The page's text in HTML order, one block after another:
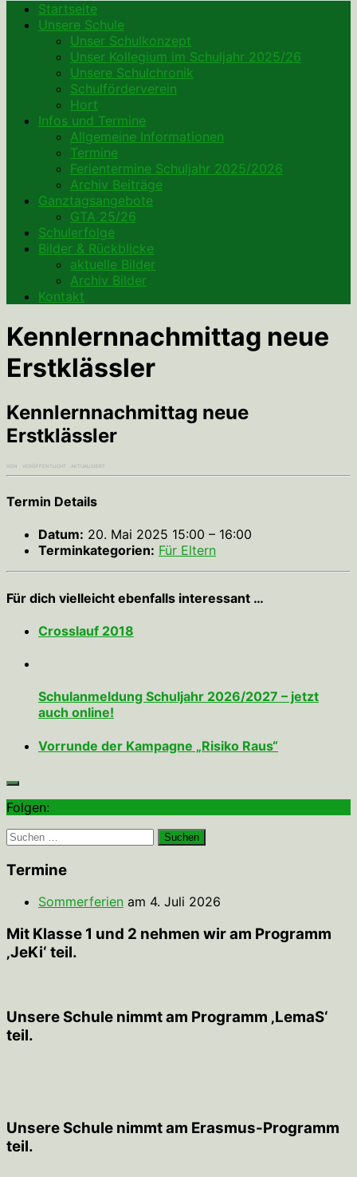
Startseite
Unsere Schule
Unser Schulkonzept
Unser Kollegium im Schuljahr 2025/26
Unsere Schulchronik
Schulförderverein
Hort
Infos und Termine
Allgemeine Informationen
Termine
Ferientermine Schuljahr 2025/2026
Archiv Beiträge
Ganztagsangebote
GTA 25/26
Schulerfolge
Bilder & Rückblicke
aktuelle Bilder
Archiv Bilder
Kontakt
Kennlernnachmittag neue
Erstklässler
Kennlernnachmittag neue
Erstklässler
VON · VERÖFFENTLICHT · AKTUALISIERT
Termin Details
Datum: 20. Mai 2025 15:00 – 16:00
Terminkategorien: Für Eltern
Für dich vielleicht ebenfalls interessant …
Crosslauf 2018
Schulanmeldung Schuljahr 2026/2027 – jetzt
auch online!
Vorrunde der Kampagne „Risiko Raus“
Folgen:
Suchen
nach:
Termine
Sommerferien am 4. Juli 2026
Mit Klasse 1 und 2 nehmen wir am Programm
‚JeKi‘ teil.
Unsere Schule nimmt am Programm ‚LemaS‘
teil.
Unsere Schule nimmt am Erasmus-Programm
teil.